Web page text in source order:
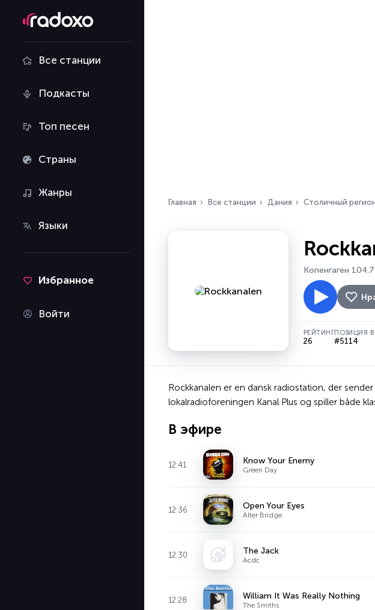
Все станции
Подкасты
Топ песен
Страны
Жанры
Языки
Избранное
Войти
Главная Все станции Дания Столичный
Копенгаген
РЕЙТИНГ
26
ПОЗИЦИЯ В
#5114
Rockkanalen er en dansk radiostation, der
lokalradioforeningen Kanal Plus og spiller både
В эфире
12:41 Know Your Enemy
Green Day
12:36 Open Your Eyes
Alter Bridge
12:30 The Jack
Acdc
12:28 William It Was Really Nothing
The Smiths